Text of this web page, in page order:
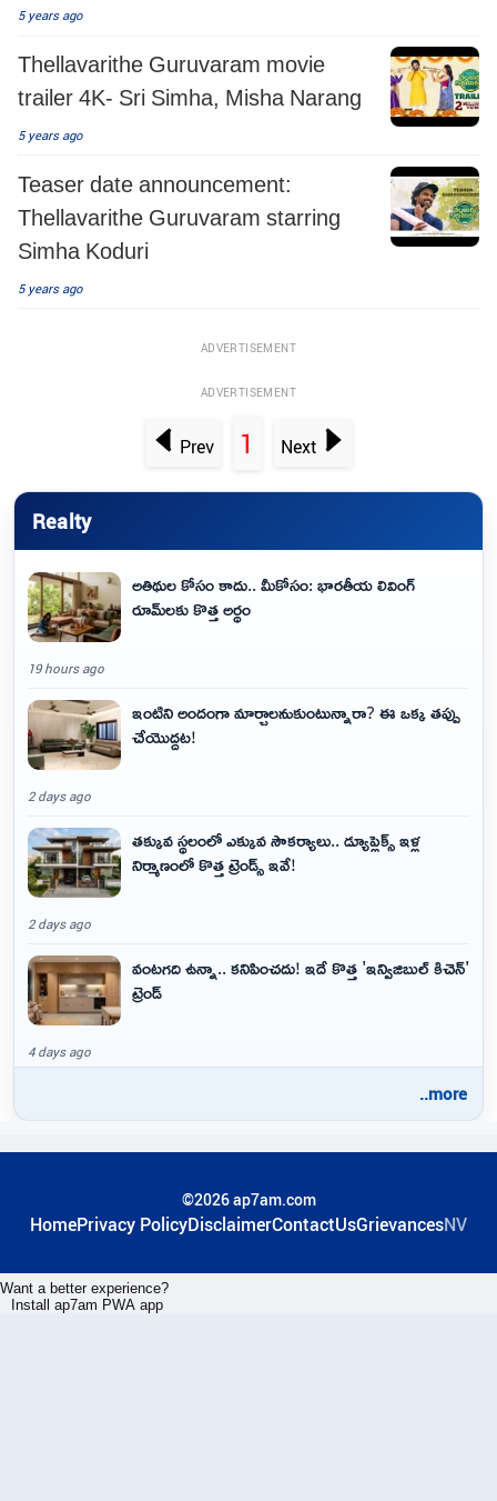
5 years ago
Thellavarithe Guruvaram movie
trailer 4K- Sri Simha, Misha Narang
5 years ago
Teaser date announcement:
Thellavarithe Guruvaram starring
Simha Koduri
5 years ago
ADVERTISEMENT
ADVERTISEMENT
Prev 1 Next
Realty
అతిథుల కోసం కాదు.. మీకోసం: భారతీయ లివింగ్
రూమ్‌లకు కొత్త అర్థం
19 hours ago
ఇంటిని అందంగా మార్చాలనుకుంటున్నారా? ఈ ఒక్క తప్పు
చేయొద్దట!
2 days ago
తక్కువ స్థలంలో ఎక్కువ సౌకర్యాలు.. డ్యూప్లెక్స్ ఇళ్ల
నిర్మాణంలో కొత్త ట్రెండ్స్ ఇవే!
2 days ago
వంటగది ఉన్నా.. కనిపించదు! ఇదే కొత్త 'ఇన్విజిబుల్ కిచెన్'
ట్రెండ్
4 days ago
..more
©2026 ap7am.com
HomePrivacy PolicyDisclaimerContactUsGrievancesNV
Want a better experience?
Install ap7am PWA app